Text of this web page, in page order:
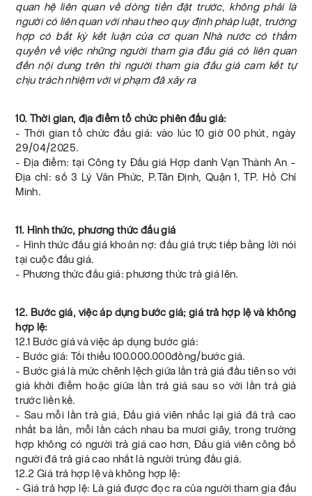
quan hệ liên quan về dòng tiền đặt trước, không phải là
người có liên quan với nhau theo quy định pháp luật, trường
hợp có bất kỳ kết luận của cơ quan Nhà nước có thẩm
quyền về việc những người tham gia đấu giá có liên quan
đến nội dung trên thì người tham gia đấu giá cam kết tự
chịu trách nhiệm với vi phạm đã xảy ra
10. Thời gian, địa điểm tổ chức phiên đấu giá:
- Thời gian tổ chức đấu giá: vào lúc 10 giờ 00 phút, ngày
29/04/2025.
- Địa điểm: tại Công ty Đấu giá Hợp danh Vạn Thành An –
Địa chỉ: số 3 Lý Văn Phức, P.Tân Định, Quận 1, TP. Hồ Chí
Minh.
11. Hình thức, phương thức đấu giá
- Hình thức đấu giá khoản nợ: đấu giá trực tiếp bằng lời nói
tại cuộc đấu giá.
- Phương thức đấu giá: phương thức trả giá lên.
12. Bước giá, việc áp dụng bước giá; giá trả hợp lệ và không
hợp lệ:
12.1 Bước giá và việc áp dụng bước giá:
- Bước giá: Tối thiểu 100.000.000đồng/bước giá.
- Bước giá là mức chênh lệch giữa lần trả giá đầu tiên so với
giá khởi điểm hoặc giữa lần trả giá sau so với lần trả giá
trước liền kề.
- Sau mỗi lần trả giá, Đấu giá viên nhắc lại giá đã trả cao
nhất ba lần, mỗi lần cách nhau ba mươi giây, trong trường
hợp không có người trả giá cao hơn, Đấu giá viên công bố
người đã trả giá cao nhất là người trúng đấu giá.
12.2 Giá trả hợp lệ và không hợp lệ:
- Giá trả hợp lệ: Là giá được đọc ra của người tham gia đấu